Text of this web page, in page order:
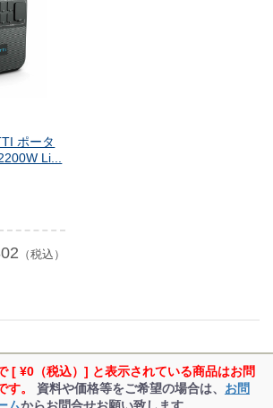
ポータ
Li...
（税込）
[ ¥0（税込）] と表示されている商品はお問
す。
資料や価格等をご希望の場合は、 お問